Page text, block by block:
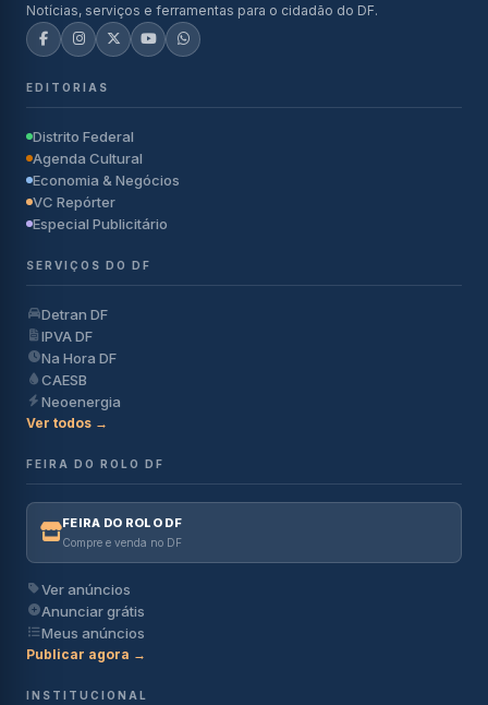
Notícias, serviços e ferramentas para o cidadão do DF.
EDITORIAS
Distrito Federal
Agenda Cultural
Economia & Negócios
VC Repórter
Especial Publicitário
SERVIÇOS DO DF
Detran DF
IPVA DF
Na Hora DF
CAESB
Neoenergia
Ver todos →
FEIRA DO ROLO DF
FEIRA DO ROLO DF
Compre e venda no DF
Ver anúncios
Anunciar grátis
Meus anúncios
Publicar agora →
INSTITUCIONAL